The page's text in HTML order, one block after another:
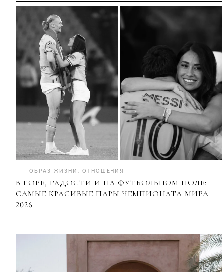
ОБРАЗ ЖИЗНИ ОТНОШЕНИЯ
В ГОРЕ, РАДОСТИ И НА ФУТБОЛЬНОМ ПОЛЕ:
САМЫЕ КРАСИВЫЕ ПАРЫ ЧЕМПИОНАТА МИРА
2026